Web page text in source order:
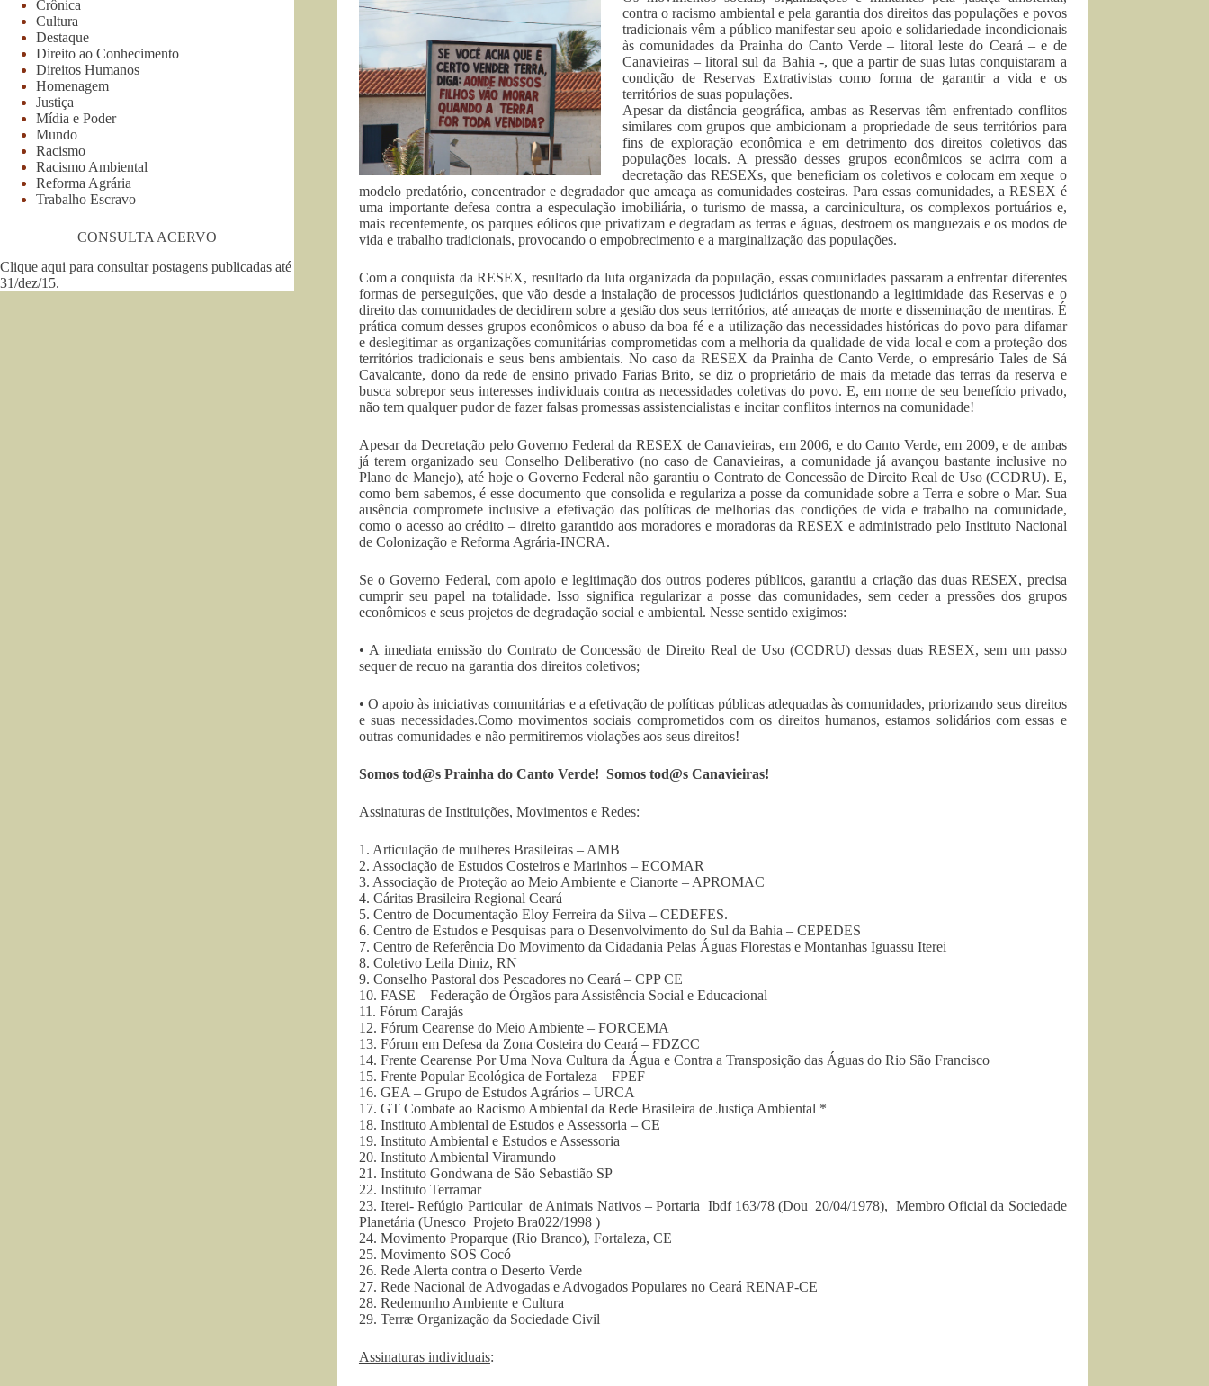
contra o racismo ambiental e pela garantia dos direitos das populações e povos
tradicionais vêm a público manifestar seu apoio e solidariedade incondicionais
às comunidades da Prainha do Canto Verde – litoral leste do Ceará – e de
Canavieiras – litoral sul da Bahia -, que a partir de suas lutas conquistaram a
condição de Reservas Extrativistas como forma de garantir a vida e os
territórios de suas populações.
Apesar da distância geográfica, ambas as Reservas têm enfrentado conflitos
similares com grupos que ambicionam a propriedade de seus territórios para
fins de exploração econômica e em detrimento dos direitos coletivos das
populações locais. A pressão desses grupos econômicos se acirra com a
decretação das RESEXs, que beneficiam os coletivos e colocam em xeque o
modelo predatório, concentrador e degradador que ameaça as comunidades costeiras. Para essas comunidades, a RESEX é
uma importante defesa contra a especulação imobiliária, o turismo de massa, a carcinicultura, os complexos portuários e,
mais recentemente, os parques eólicos que privatizam e degradam as terras e águas, destroem os manguezais e os modos de
vida e trabalho tradicionais, provocando o empobrecimento e a marginalização das populações.
Com a conquista da RESEX, resultado da luta organizada da população, essas comunidades passaram a enfrentar diferentes
formas de perseguições, que vão desde a instalação de processos judiciários questionando a legitimidade das Reservas e o
direito das comunidades de decidirem sobre a gestão dos seus territórios, até ameaças de morte e disseminação de mentiras. É
prática comum desses grupos econômicos o abuso da boa fé e a utilização das necessidades históricas do povo para difamar
e deslegitimar as organizações comunitárias comprometidas com a melhoria da qualidade de vida local e com a proteção dos
territórios tradicionais e seus bens ambientais. No caso da RESEX da Prainha de Canto Verde, o empresário Tales de Sá
Cavalcante, dono da rede de ensino privado Farias Brito, se diz o proprietário de mais da metade das terras da reserva e
busca sobrepor seus interesses individuais contra as necessidades coletivas do povo. E, em nome de seu benefício privado,
não tem qualquer pudor de fazer falsas promessas assistencialistas e incitar conflitos internos na comunidade!
Apesar da Decretação pelo Governo Federal da RESEX de Canavieiras, em 2006, e do Canto Verde, em 2009, e de ambas
já terem organizado seu Conselho Deliberativo (no caso de Canavieiras, a comunidade já avançou bastante inclusive no
Plano de Manejo), até hoje o Governo Federal não garantiu o Contrato de Concessão de Direito Real de Uso (CCDRU). E,
como bem sabemos, é esse documento que consolida e regulariza a posse da comunidade sobre a Terra e sobre o Mar. Sua
ausência compromete inclusive a efetivação das políticas de melhorias das condições de vida e trabalho na comunidade,
como o acesso ao crédito – direito garantido aos moradores e moradoras da RESEX e administrado pelo Instituto Nacional
de Colonização e Reforma Agrária-INCRA.
Se o Governo Federal, com apoio e legitimação dos outros poderes públicos, garantiu a criação das duas RESEX, precisa
cumprir seu papel na totalidade. Isso significa regularizar a posse das comunidades, sem ceder a pressões dos grupos
econômicos e seus projetos de degradação social e ambiental. Nesse sentido exigimos:
• A imediata emissão do Contrato de Concessão de Direito Real de Uso (CCDRU) dessas duas RESEX, sem um passo
sequer de recuo na garantia dos direitos coletivos;
• O apoio às iniciativas comunitárias e a efetivação de políticas públicas adequadas às comunidades, priorizando seus direitos
e suas necessidades.Como movimentos sociais comprometidos com os direitos humanos, estamos solidários com essas e
outras comunidades e não permitiremos violações aos seus direitos!
Somos tod@s Prainha do Canto Verde! Somos tod@s Canavieiras!
Assinaturas de Instituições, Movimentos e Redes:
1. Articulação de mulheres Brasileiras – AMB
2. Associação de Estudos Costeiros e Marinhos – ECOMAR
3. Associação de Proteção ao Meio Ambiente e Cianorte – APROMAC
4. Cáritas Brasileira Regional Ceará
5. Centro de Documentação Eloy Ferreira da Silva – CEDEFES.
6. Centro de Estudos e Pesquisas para o Desenvolvimento do Sul da Bahia – CEPEDES
7. Centro de Referência Do Movimento da Cidadania Pelas Águas Florestas e Montanhas Iguassu Iterei
8. Coletivo Leila Diniz, RN
9. Conselho Pastoral dos Pescadores no Ceará – CPP CE
10. FASE – Federação de Órgãos para Assistência Social e Educacional
11. Fórum Carajás
12. Fórum Cearense do Meio Ambiente – FORCEMA
13. Fórum em Defesa da Zona Costeira do Ceará – FDZCC
14. Frente Cearense Por Uma Nova Cultura da Água e Contra a Transposição das Águas do Rio São Francisco
15. Frente Popular Ecológica de Fortaleza – FPEF
16. GEA – Grupo de Estudos Agrários – URCA
17. GT Combate ao Racismo Ambiental da Rede Brasileira de Justiça Ambiental *
18. Instituto Ambiental de Estudos e Assessoria – CE
19. Instituto Ambiental e Estudos e Assessoria
20. Instituto Ambiental Viramundo
21. Instituto Gondwana de São Sebastião SP
22. Instituto Terramar
23. Iterei- Refúgio Particular de Animais Nativos – Portaria Ibdf 163/78 (Dou 20/04/1978), Membro Oficial da Sociedade
Planetária (Unesco Projeto Bra022/1998 )
24. Movimento Proparque (Rio Branco), Fortaleza, CE
25. Movimento SOS Cocó
26. Rede Alerta contra o Deserto Verde
27. Rede Nacional de Advogadas e Advogados Populares no Ceará RENAP-CE
28. Redemunho Ambiente e Cultura
29. Terræ Organização da Sociedade Civil
Assinaturas individuais:
Crônica
Cultura
Destaque
Direito ao Conhecimento
Direitos Humanos
Homenagem
Justiça
Mídia e Poder
Mundo
Racismo
Racismo Ambiental
Reforma Agrária
Trabalho Escravo
CONSULTA ACERVO
Clique aqui para consultar postagens publicadas até
31/dez/15.